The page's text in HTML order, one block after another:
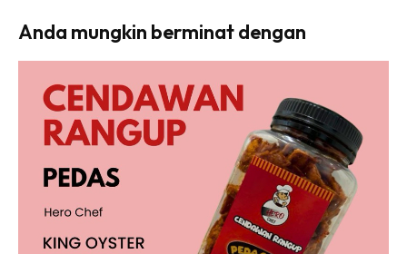
Anda mungkin berminat dengan